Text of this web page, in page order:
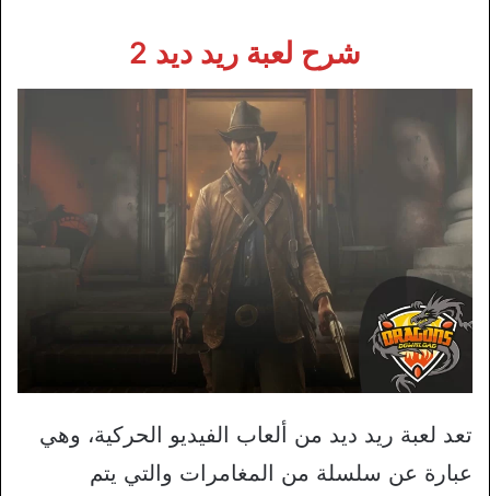
شرح لعبة ريد ديد 2
تعد لعبة ريد ديد من ألعاب الفيديو الحركية، وهي
عبارة عن سلسلة من المغامرات والتي يتم